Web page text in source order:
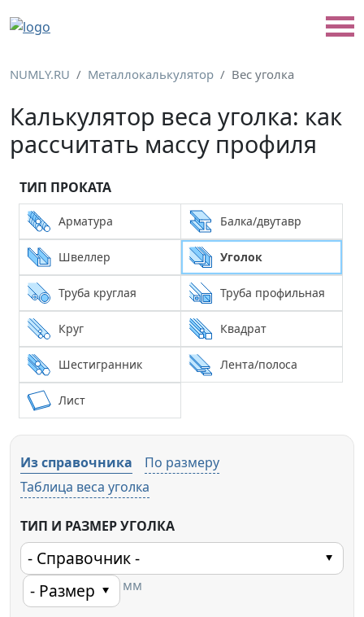
NUMLY.RU Металлокалькулятор Вес уголка
Калькулятор веса уголка: как
рассчитать массу профиля
ТИП ПРОКАТА
Арматура Балка/двутавр
Швеллер Уголок
Труба круглая Труба профильная
Круг Квадрат
Шестигранник Лента/полоса
Лист
Из справочника
По размеру
Таблица веса уголка
ТИП И РАЗМЕР УГОЛКА
мм